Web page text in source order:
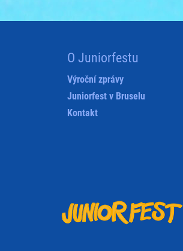
O Juniorfestu
Výroční zprávy
Juniorfest v Bruselu
Kontakt